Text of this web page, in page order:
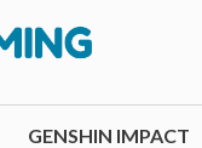
GENSHIN IMPACT